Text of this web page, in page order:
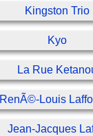
Kingston Trio
Kyo
La Rue
RenÃ©-Louis
Jean-Jacques